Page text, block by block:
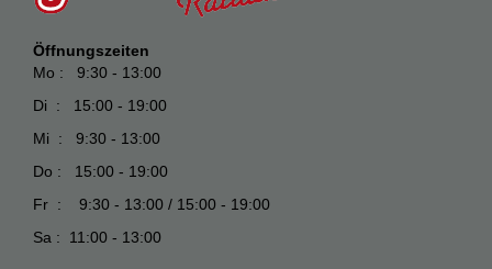
Öffnungszeiten
Mo : 9:30 - 13:00
Di : 15:00 - 19:00
Mi : 9:30 - 13:00
Do : 15:00 - 19:00
Fr : 9:30 - 13:00 / 15:00 - 19:00
Sa : 11:00 - 13:00